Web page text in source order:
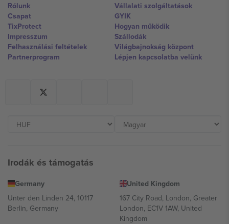
Rólunk
Csapat
TixProtect
Impresszum
Felhasználási feltételek
Partnerprogram
Vállalati szolgáltatások
GYIK
Hogyan működik
Szállodák
Világbajnokság központ
Lépjen kapcsolatba velünk
Irodák és támogatás
Germany
Unter den Linden 24, 10117
Berlin, Germany
United Kingdom
167 City Road, London, Greater
London, EC1V 1AW, United
Kingdom